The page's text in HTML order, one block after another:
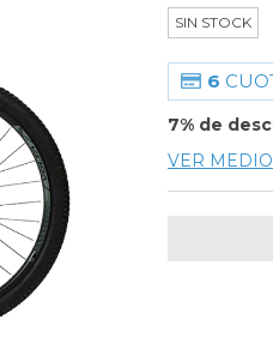
SIN STOCK
6
7% de
VER